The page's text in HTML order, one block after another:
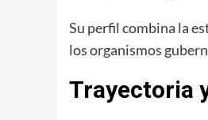
Su perfil combina la
los organismos
Trayectoria